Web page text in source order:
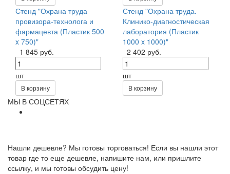
Стенд "Охрана труда
провизора-технолога и
фармацевта (Пластик 500
x 750)"
1 845 руб.
шт
В корзину
Стенд "Охрана труда.
Клинико-диагностическая
лаборатория (Пластик
1000 x 1000)"
2 402 руб.
шт
В корзину
МЫ В СОЦСЕТЯХ
Нашли дешевле? Мы готовы торговаться! Если вы нашли этот
товар где то еще дешевле, напишите нам, или пришлите
ссылку, и мы готовы обсудить цену!